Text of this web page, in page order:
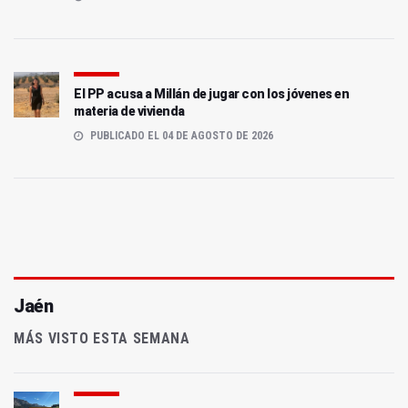
El PP acusa a Millán de jugar con los jóvenes en
materia de vivienda
PUBLICADO EL 04 DE AGOSTO DE 2026
Jaén
MÁS VISTO ESTA SEMANA